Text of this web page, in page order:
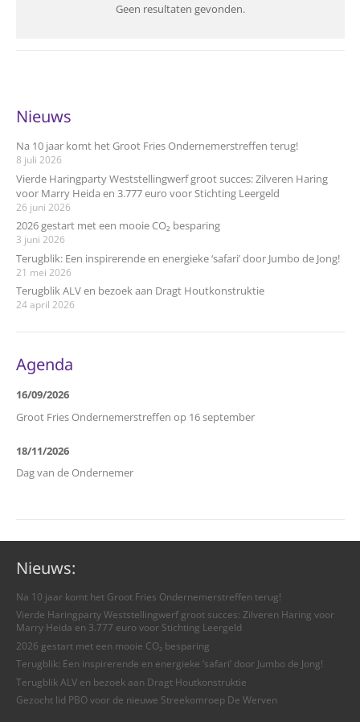
Geen resultaten gevonden.
Nieuws
Na 10 jaar komt het Groot Fries Ondernemerstreffen terug!
8 juli 2026
Vierde Haringparty Weststellingwerf groot succes: Zilveren Haring
voor Marry Heida en 3.777 euro voor Stichting Leergeld
26 juni 2026
2026 gestart met een mooie CO₂ besparing
3 juni 2026
Terugblik: Een inspirerende en energieke ‘safari’ door Jumbo de Jong!
21 mei 2026
Terugblik ALV en bezoek aan Dragt Houtkonstruktie
24 april 2026
Agenda
16/09/2026
Groot Fries Ondernemerstreffen op 16 september
18/11/2026
Dag van de Ondernemer
Nieuws:
Na 10 jaar komt het Groot Fries Ondernemerstreffen terug!
Vierde Haringparty Weststellingwerf groot succes: Zilveren Haring voor
Marry Heida en 3.777 euro voor Stichting Leergeld
2026 gestart met een mooie CO₂ besparing
Terugblik: Een inspirerende en energieke ‘safari’ door Jumbo de Jong!
Terugblik ALV en bezoek aan Dragt Houtkonstruktie
Gezocht lid PBO voor de nieuwe Streekomroep De Werven